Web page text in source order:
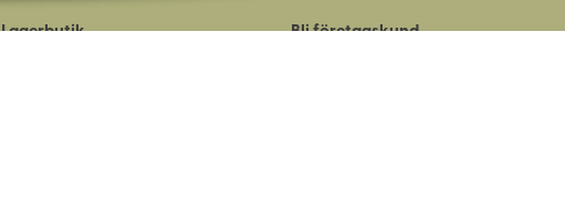
Lagerbutik Bli företagskund